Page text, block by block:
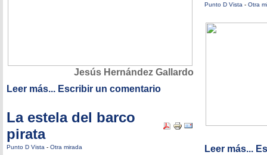
Jesús Hernández Gallardo
Leer más... Escribir un comentario
La estela del barco
pirata
Punto D Vista - Otra mirada
Punto D Vista - Otra
Leer más...